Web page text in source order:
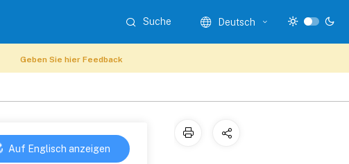
Suche Deutsch
Geben Sie hier Feedback
Auf Englisch anzeigen